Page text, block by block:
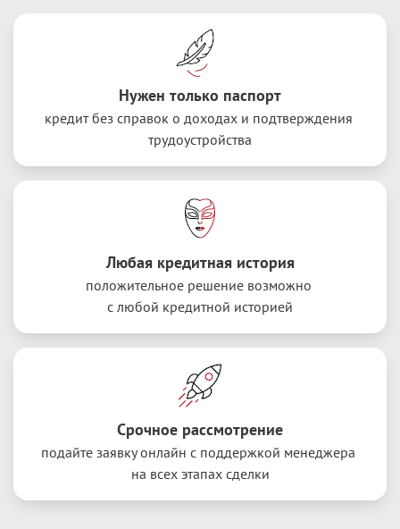
Нужен только паспорт
кредит без справок о доходах и подтверждения
трудоустройства
Любая кредитная история
положительное решение возможно
с любой кредитной историей
Срочное рассмотрение
подайте заявку онлайн с поддержкой менеджера
на всех этапах сделки